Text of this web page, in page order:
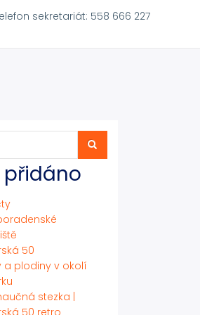
sekretariát: 558 666 227
přidáno
50
a plodiny v okolí
stezka |
50 retro